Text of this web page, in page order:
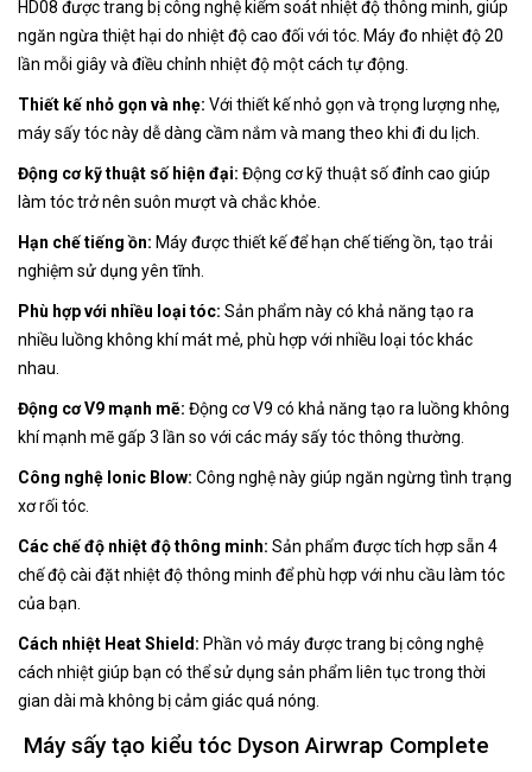
HD08 được trang bị công nghệ kiểm soát nhiệt độ thông minh, giúp
ngăn ngừa thiệt hại do nhiệt độ cao đối với tóc. Máy đo nhiệt độ 20
lần mỗi giây và điều chỉnh nhiệt độ một cách tự động.
Thiết kế nhỏ gọn và nhẹ: Với thiết kế nhỏ gọn và trọng lượng nhẹ,
máy sấy tóc này dễ dàng cầm nắm và mang theo khi đi du lịch.
Động cơ kỹ thuật số hiện đại: Động cơ kỹ thuật số đỉnh cao giúp
làm tóc trở nên suôn mượt và chắc khỏe.
Hạn chế tiếng ồn: Máy được thiết kế để hạn chế tiếng ồn, tạo trải
nghiệm sử dụng yên tĩnh.
Phù hợp với nhiều loại tóc: Sản phẩm này có khả năng tạo ra
nhiều luồng không khí mát mẻ, phù hợp với nhiều loại tóc khác
nhau.
Động cơ V9 mạnh mẽ: Động cơ V9 có khả năng tạo ra luồng không
khí mạnh mẽ gấp 3 lần so với các máy sấy tóc thông thường.
Công nghệ Ionic Blow: Công nghệ này giúp ngăn ngừng tình trạng
xơ rối tóc.
Các chế độ nhiệt độ thông minh: Sản phẩm được tích hợp sẵn 4
chế độ cài đặt nhiệt độ thông minh để phù hợp với nhu cầu làm tóc
của bạn.
Cách nhiệt Heat Shield: Phần vỏ máy được trang bị công nghệ
cách nhiệt giúp bạn có thể sử dụng sản phẩm liên tục trong thời
gian dài mà không bị cảm giác quá nóng.
Máy sấy tạo kiểu tóc Dyson Airwrap Complete